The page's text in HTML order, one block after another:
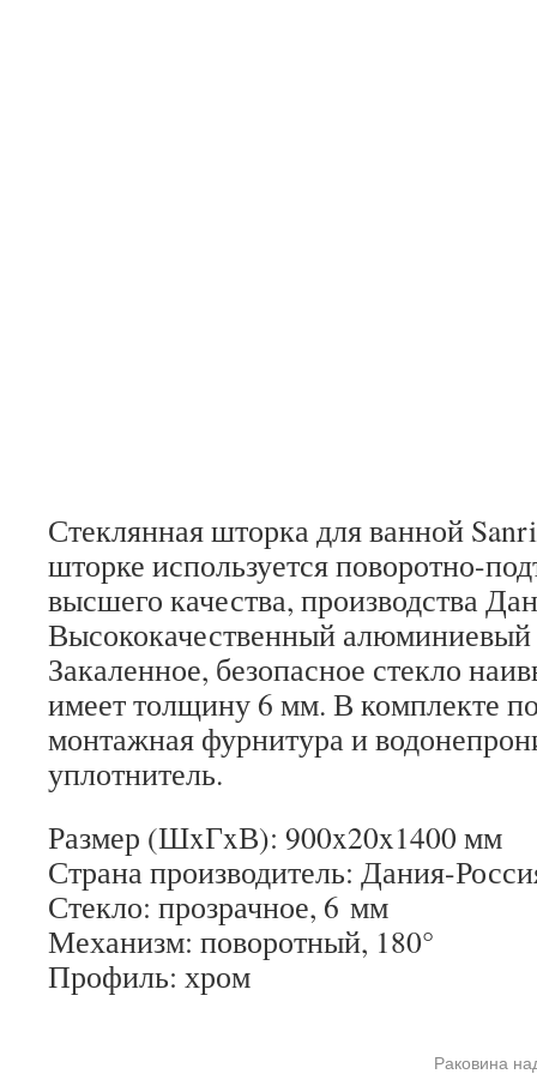
Стеклянная шторка для ванной
шторке используется поворотно-
высшего качества, производства
Высококачественный
Закаленное, безопасное стекло
имеет толщину 6 мм. В комплекте
монтажная фурнитура и
уплотнитель.
Размер (ШxГxВ): 900x20x1400 мм
Страна производитель: Дания-
Стекло: прозрачное, 6 мм
Механизм: поворотный, 180°
Профиль: хром
Раковина